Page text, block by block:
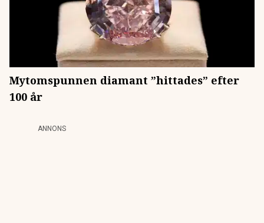
Mytomspunnen diamant ”hittades” efter
100 år
ANNONS